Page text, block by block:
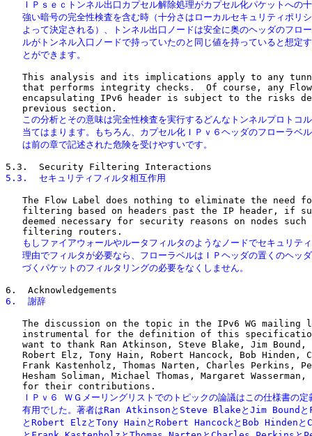
ＩＰｓｅｃトンネル出口カプセル解除処理がカプセル化パケットへの
強い暗号の完全性検査を含む時（十分さはローカルセキュリティポリ
よって決定される）、トンネル出口ノードは安全に奥のヘッダのフロ
ルがトンネル入口ノードで持っていたのと同じ値を持っていると想定
   とができます。
This analysis and its implications apply to any
that performs integrity checks.  Of course, any
encapsulating IPv6 header is subject to the risks
この分析とその意味は完全性検査を実行するどんなトンネルプロトコ
当てはまります。もちろん、カプセル化ＩＰｖ６ヘッダのフローラベ
   は前の章で記述された危険を受けやすいです。
5.3.  セキュリティフィルタ相互作用
The Flow Label does nothing to eliminate the need
filtering based on headers past the IP header, if
deemed necessary for security reasons on nodes such
もしファイアウォールやルータフィルタのようなノードでセキュリテ
理由でフィルタが必要なら、フローラベルはＩＰヘッダの置くのヘッ
   づくパケットのフィルタリングの必要をなくしません。
6.  謝辞
The discussion on the topic in the IPv6 WG mailing
instrumental for the definition of this
want to thank Ran Atkinson, Steve Blake, Jim Bound,
Robert Elz, Tony Hain, Robert Hancock, Bob Hinden,
Frank Kastenholz, Thomas Narten, Charles Perkins,
Hesham Soliman, Michael Thomas, Margaret Wasserman,
ＩＰｖ６ ＷＧメーリングリストでのトピックの論議はこの仕様書の定
有用でした。著者はRan AtkinsonとSteve BlakeとJim Bound
とRobert ElzとTony HainとRobert HancockとBob Hinden